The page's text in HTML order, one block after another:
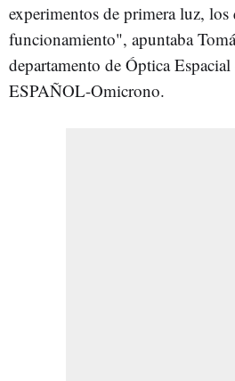
experimentos de primera luz,
funcionamiento", apuntaba
departamento de Óptica
ESPAÑOL-Omicrono.